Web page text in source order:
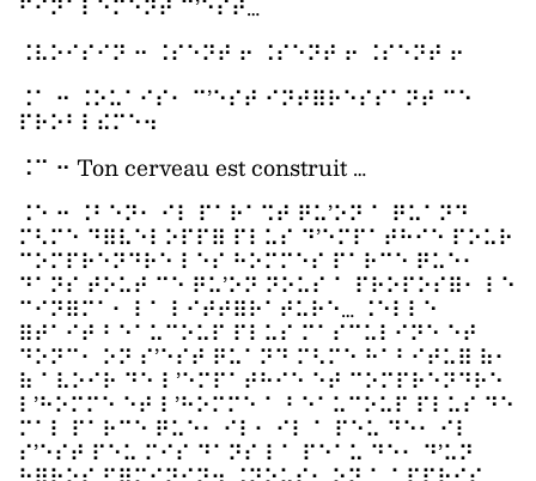
⠨⠧⠕⠊⠎⠊⠝ ⠒ ⠨⠎⠑⠝⠞ ⠖ ⠨⠎⠑⠝⠞ ⠖ ⠨⠎⠑⠝⠞ ⠖
⠨⠁ ⠒ ⠨⠕⠥⠁⠊⠎⠂ ⠉’⠑⠎⠞ ⠊⠝⠞⠿⠗⠑⠎⠎⠁⠝⠞ ⠉⠑
⠏⠗⠕⠃⠇⠮⠍⠑⠲
⠨⠉ ⠒ Ton cerveau est construit …
⠨⠑ ⠒ ⠨⠃⠑⠝⠂ ⠊⠇ ⠏⠁⠗⠁⠩⠞ ⠟⠥’⠕⠝ ⠁ ⠟⠥⠁⠝⠙
⠍⠣⠍⠑ ⠙⠿⠧⠑⠇⠕⠏⠏⠿ ⠏⠇⠥⠎ ⠙’⠑⠍⠏⠁⠞⠓⠊⠑ ⠏⠕⠥⠗
⠉⠕⠍⠏⠗⠑⠝⠙⠗⠑ ⠇⠑⠎ ⠓⠕⠍⠍⠑⠎ ⠏⠁⠗⠉⠑ ⠟⠥⠑⠂
⠙⠁⠝⠎ ⠞⠕⠥⠞ ⠉⠑ ⠟⠥’⠕⠝ ⠝⠕⠥⠎ ⠁ ⠏⠗⠕⠏⠕⠎⠿⠂ ⠇⠑
⠉⠊⠝⠿⠍⠁⠂ ⠇⠁ ⠇⠊⠞⠞⠿⠗⠁⠞⠥⠗⠑… ⠨⠑⠇⠇⠑
⠿⠞⠁⠊⠞ ⠃⠑⠁⠥⠉⠕⠥⠏ ⠏⠇⠥⠎ ⠍⠁⠎⠉⠥⠇⠊⠝⠑ ⠑⠞
⠙⠕⠝⠉⠂ ⠕⠝ ⠎’⠑⠎⠞ ⠟⠥⠁⠝⠙ ⠍⠣⠍⠑ ⠓⠁⠃⠊⠞⠥⠿ ⠷⠂
⠷ ⠁⠧⠕⠊⠗ ⠙⠑ ⠇’⠑⠍⠏⠁⠞⠓⠊⠑ ⠑⠞ ⠉⠕⠍⠏⠗⠑⠝⠙⠗⠑
⠇’⠓⠕⠍⠍⠑ ⠑⠞ ⠇’⠓⠕⠍⠍⠑ ⠁ ⠃⠑⠁⠥⠉⠕⠥⠏ ⠏⠇⠥⠎ ⠙⠑
⠍⠁⠇ ⠏⠁⠗⠉⠑ ⠟⠥⠑⠂ ⠊⠇⠂ ⠊⠇ ⠁ ⠏⠑⠥ ⠙⠑⠂ ⠊⠇
⠎’⠑⠎⠞ ⠏⠑⠥ ⠍⠊⠎ ⠙⠁⠝⠎ ⠇⠁ ⠏⠑⠁⠥ ⠙⠑⠂ ⠙’⠥⠝